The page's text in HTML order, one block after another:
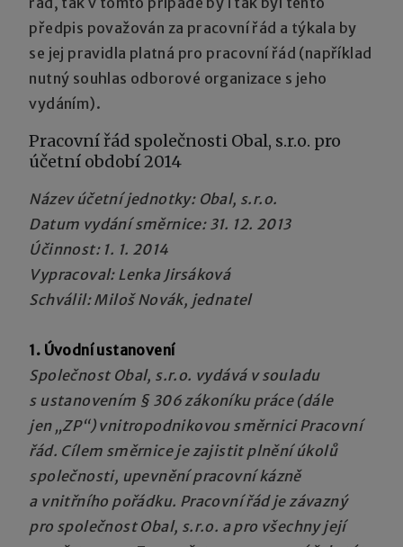
předpis považován za pracovní řád a týkala by
se jej pravidla platná pro pracovní řád (například
nutný souhlas odborové organizace s jeho
vydáním).
Pracovní řád společnosti Obal, s.r.o. pro
účetní období 2014
Název účetní jednotky: Obal, s.r.o.
Datum vydání směrnice: 31. 12. 2013
Účinnost: 1. 1. 2014
Vypracoval: Lenka Jirsáková
Schválil: Miloš Novák, jednatel
1. Úvodní ustanovení
Společnost Obal, s.r.o. vydává v souladu
s ustanovením § 306 zákoníku práce (dále
jen „ZP“) vnitropodnikovou směrnici Pracovní
řád. Cílem směrnice je zajistit plnění úkolů
společnosti, upevnění pracovní kázně
a vnitřního pořádku. Pracovní řád je závazný
pro společnost Obal, s.r.o. a pro všechny její